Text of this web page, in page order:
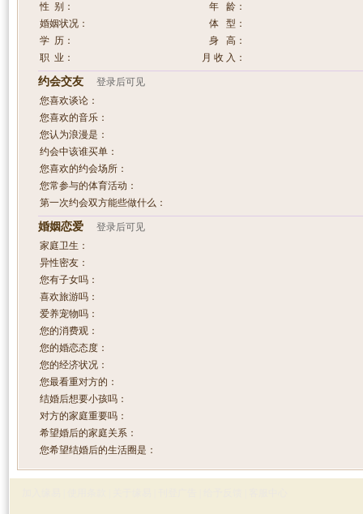
性 别：
年 龄：
婚姻状况：
体 型：
学 历：
身 高：
职 业：
月 收 入：
约会交友 登录后可见
您喜欢谈论：
您喜欢的音乐：
您认为浪漫是：
约会中该谁买单：
您喜欢的约会场所：
您常参与的体育活动：
第一次约会双方能些做什么：
婚姻恋爱 登录后可见
家庭卫生：
异性密友：
您有子女吗：
喜欢旅游吗：
爱养宠物吗：
您的消费观：
您的婚恋态度：
您的经济状况：
您最看重对方的：
结婚后想要小孩吗：
对方的家庭重要吗：
希望婚后的家庭关系：
您希望结婚后的生活圈是：